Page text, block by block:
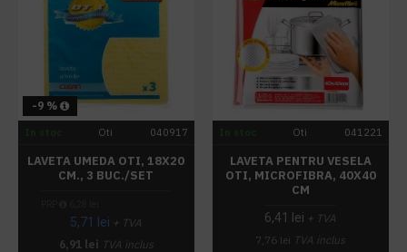
-9 %
Oti 040917
LAVETA UMEDA OTI, 18X20
CM., 3 BUC./SET
5,71 lei + TVA
6,91 lei TVA inclus
Oti 041221
LAVETA PENTRU VESELA
OTI, MICROFIBRA, 40X40
CM
6,41 lei + TVA
7,76 lei TVA inclus